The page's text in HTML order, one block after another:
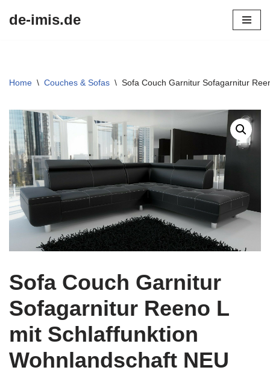
de-imis.de
Home \ Couches & Sofas \ Sofa Couch Garnitur Sofagarnitur
Sofa Couch Garnitur
Sofagarnitur Reeno L
mit Schlaffunktion
Wohnlandschaft NEU